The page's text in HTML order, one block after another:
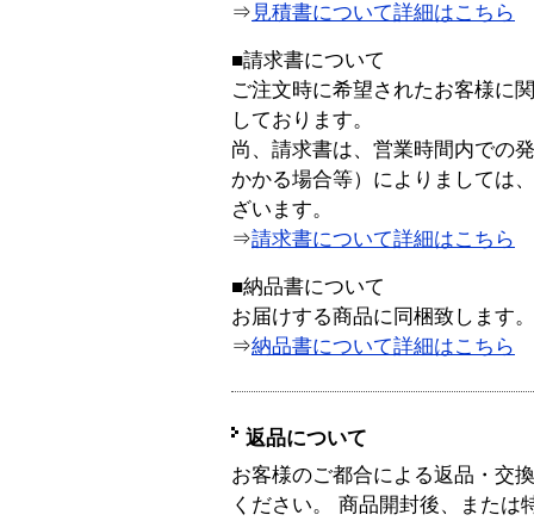
⇒ 見積書について詳細はこちら
■請求書について
ご注文時に希望されたお客様に
しております。
尚、請求書は、営業時間内での
かかる場合等）によりましては
ざいます。
⇒請求書について詳細はこちら
■納品書について
お届けする商品に同梱致します。
⇒納品書について詳細はこちら
返品について
お客様のご都合による返品・交
ください。 商品開封後、または